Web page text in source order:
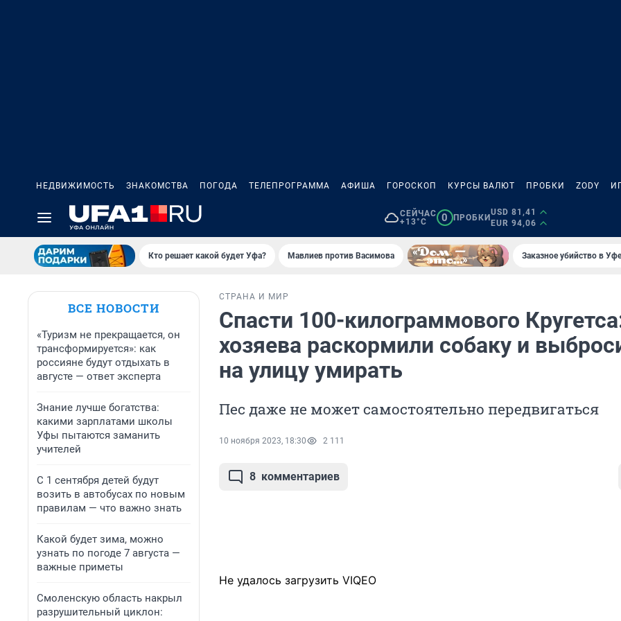
НЕДВИЖИМОСТЬ ЗНАКОМСТВА ПОГОДА ТЕЛЕПРОГРАММА АФИША ГОРОСКОП КУРСЫ ВАЛЮТ ПРОБКИ ZODY
СЕЙЧАС
+13°C
0 ПРОБКИ
USD 81,41
EUR 94,06
Кто решает какой будет Уфа? Мавлиев против Васимова Заказное убийство в
ВСЕ НОВОСТИ
«Туризм не прекращается, он
трансформируется»: как
россияне будут отдыхать в
августе — ответ эксперта
Знание лучше богатства:
какими зарплатами школы
Уфы пытаются заманить
учителей
С 1 сентября детей будут
возить в автобусах по новым
правилам — что важно знать
Какой будет зима, можно
узнать по погоде 7 августа —
важные приметы
Смоленскую область накрыл
разрушительный циклон:
СТРАНА И МИР
Спасти 100-килограммового
хозяева раскормили собаку и
на улицу умирать
Пес даже не может самостоятельно передвигаться
10 ноября 2023, 18:30 2 111
8 комментариев
Не удалось загрузить VIQEO